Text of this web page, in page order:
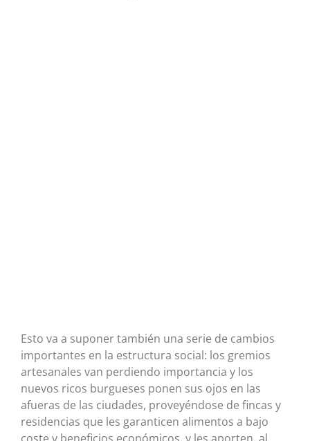
Esto va a suponer también una serie de cambios
importantes en la estructura social: los gremios
artesanales van perdiendo importancia y los
nuevos ricos burgueses ponen sus ojos en las
afueras de las ciudades, proveyéndose de fincas y
residencias que les garanticen alimentos a bajo